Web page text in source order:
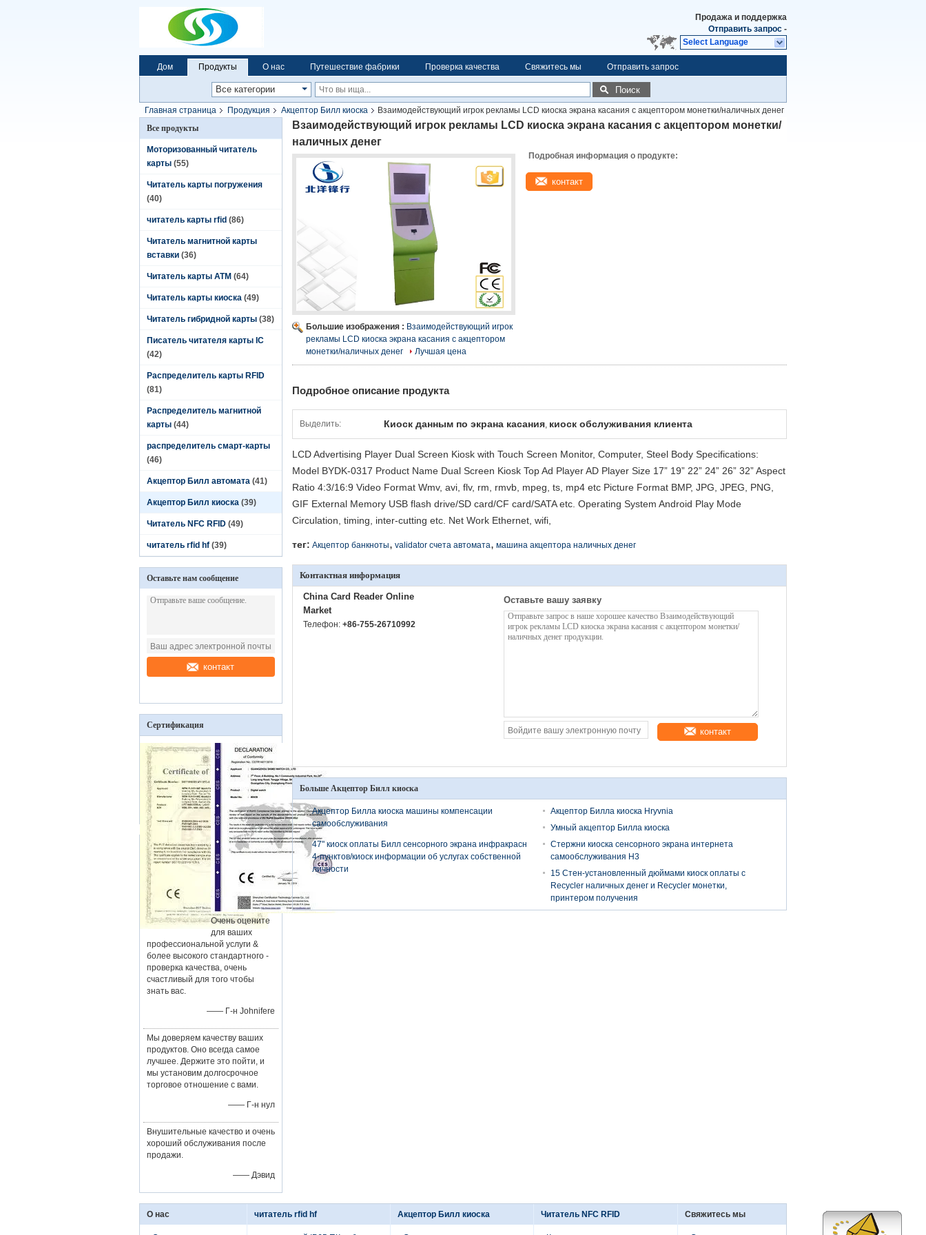
Продажа и поддержка
Отправить запрос -
Select Language
Дом Продукты О нас Путешествие фабрики Проверка качества Свяжитесь мы Отправить запрос
Поиск
Главная страница Продукция Акцептор Билл киоска
Взаимодействующий игрок рекламы LCD киоска экрана касания с акцептором монетки/наличных денег
Все продукты
Моторизованный читатель
карты (55)
Читатель карты погружения
(40)
читатель карты rfid (86)
Читатель магнитной карты
вставки (36)
Читатель карты ATM (64)
Читатель карты киоска (49)
Читатель гибридной карты (38)
Писатель читателя карты IC
(42)
Распределитель карты RFID
(81)
Распределитель магнитной
карты (44)
распределитель смарт-карты
(46)
Акцептор Билл автомата (41)
Акцептор Билл киоска (39)
Читатель NFC RFID (49)
читатель rfid hf (39)
Оставьте нам сообщение
контакт
Сертификация
Очень оцените
для ваших
профессиональной услуги &
более высокого стандартного -
проверка качества, очень
счастливый для того чтобы
знать вас.
—— Г-н Johnifere
Мы доверяем качеству ваших
продуктов. Оно всегда самое
лучшее. Держите это пойти, и
мы установим долгосрочное
торговое отношение с вами.
—— Г-н нул
Внушительные качество и очень
хороший обслуживания после
продажи.
—— Дэвид
Взаимодействующий игрок рекламы LCD киоска экрана касания с акцептором монетки/
наличных денег
Большие изображения : Взаимодействующий игрок
рекламы LCD киоска экрана касания с акцептором
монетки/наличных денег
Лучшая цена
Подробная информация о продукте:
контакт
Подробное описание продукта
Выделить: Киоск данным по экрана касания, киоск обслуживания клиента
LCD Advertising Player Dual Screen Kiosk with Touch Screen Monitor, Computer, Steel Body Specifications:
Model BYDK-0317 Product Name Dual Screen Kiosk Top Ad Player AD Player Size 17” 19” 22” 24” 26” 32” Aspect
Ratio 4:3/16:9 Video Format Wmv, avi, flv, rm, rmvb, mpeg, ts, mp4 etc Picture Format BMP, JPG, JPEG, PNG,
GIF External Memory USB flash drive/SD card/CF card/SATA etc. Operating System Android Play Mode
Circulation, timing, inter-cutting etc. Net Work Ethernet, wifi,
тег: Акцептор банкноты, validator счета автомата, машина акцептора наличных денег
Контактная информация
China Card Reader Online
Market
Телефон: +86-755-26710992
Оставьте вашу заявку
контакт
Больше Акцептор Билл киоска
Акцептор Билла киоска машины компенсации
самообслуживания
Акцептор Билла киоска Hryvnia
Умный акцептор Билла киоска
47" киоск оплаты Билл сенсорного экрана инфракрасн
4-пунктов/киоск информации об услугах собственной
личности
Стержни киоска сенсорного экрана интернета
самообслуживания H3
15 Стен-установленный дюймами киоск оплаты с
Recycler наличных денег и Recycler монетки,
принтером получения
О нас читатель rfid hf Акцептор Билл киоска Читатель NFC RFID Свяжитесь мы